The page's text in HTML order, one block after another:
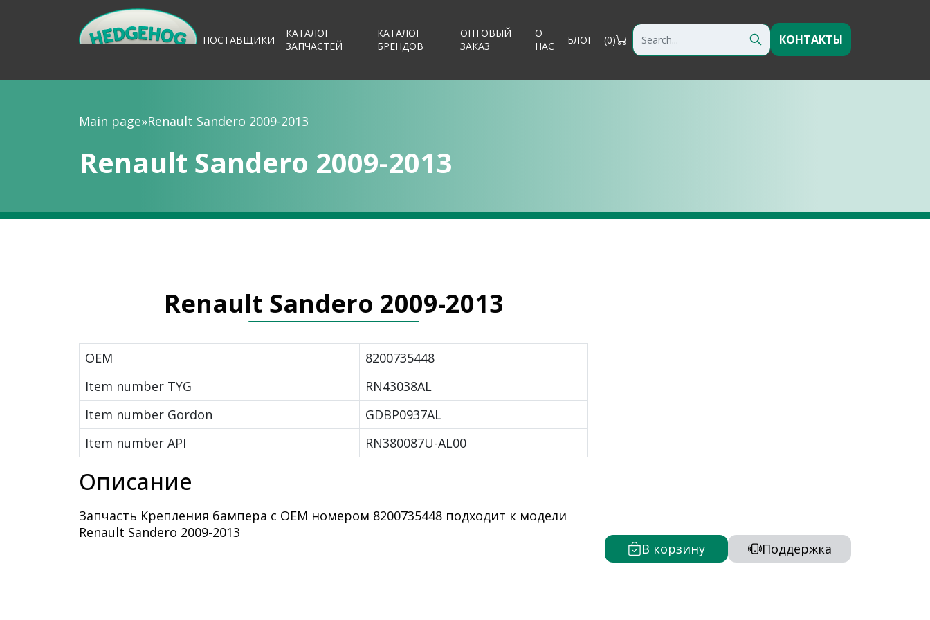
ПОСТАВЩИКИ
КАТАЛОГ
ЗАПЧАСТЕЙ
КАТАЛОГ
БРЕНДОВ
ОПТОВЫЙ
ЗАКАЗ
О
НАС
БЛОГ (0) КОНТАКТЫ
Main page»Renault Sandero 2009-2013
Renault Sandero 2009-2013
В корзину Поддержка
Renault Sandero 2009-2013
OEM
8200735448
Item number TYG
RN43038AL
Item number Gordon
GDBP0937AL
Item number API
RN380087U-AL00
Описание
Запчасть Крепления бампера с OEM номером 8200735448 подходит к модели
Renault Sandero 2009-2013